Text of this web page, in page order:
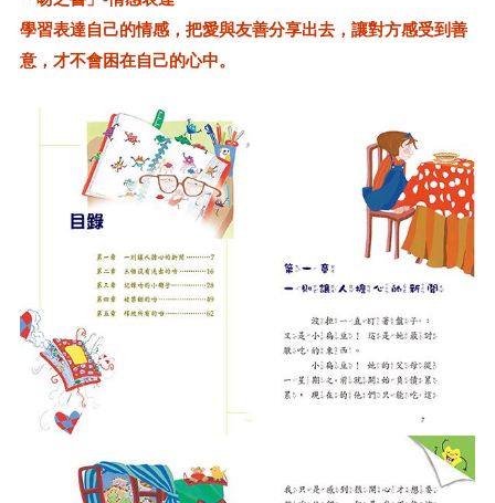
學習表達自己的情感，把愛與友善分享出去，讓對方感受到善
意，才不會困在自己的心中。